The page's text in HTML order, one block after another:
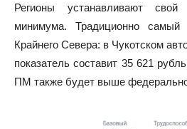
Регионы устанавливают свой
минимума. Традиционно самый
Крайнего Севера: в Чукотском
показатель составит 35 621
ПМ также будет выше